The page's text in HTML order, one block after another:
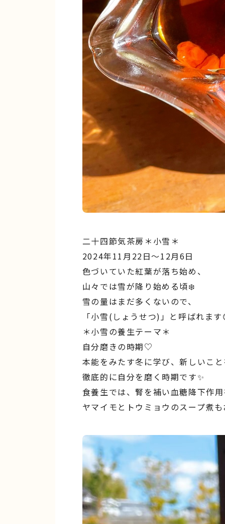
二十四節気茶房＊小雪＊
2024年11月22日〜12月6日
⾊づいていた紅葉が落ち始め、
⼭々では雪が降り始める頃❄️
雪の量はまだ多くないので、
「⼩雪(しょうせつ)」と呼ばれま
＊小雪の養生テーマ＊
自分磨きの時期♡
本能をみたす冬に学び、新しいこ
徹底的に自分を磨く時期です✨
食養生では、腎を補い血糖降下作
ヤマイモとトウミョウのスープ煮